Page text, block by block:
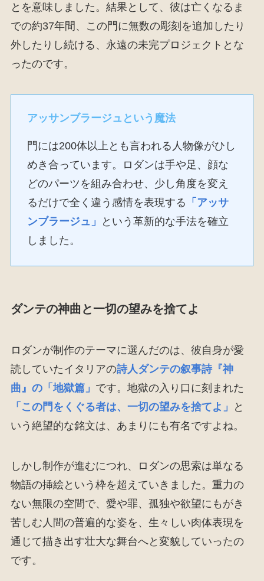
とを意味しました。結果として、彼は亡くなるま
での約37年間、この門に無数の彫刻を追加したり
外したりし続ける、永遠の未完プロジェクトとな
ったのです。
アッサンブラージュという魔法
門には200体以上とも言われる人物像がひし
めき合っています。ロダンは手や足、顔な
どのパーツを組み合わせ、少し角度を変え
るだけで全く違う感情を表現する 「アッサ
ンブラージュ」
という革新的な手法を確立
しました。
ダンテの神曲と一切の望みを捨てよ
ロダンが制作のテーマに選んだのは、彼自身が愛
読していたイタリアの詩人ダンテの叙事詩『神
曲』の「地獄篇」 です。地獄の入り口に刻まれた
「この門をくぐる者は、一切の望みを捨てよ」
と
いう絶望的な銘文は、あまりにも有名ですよね。
しかし制作が進むにつれ、ロダンの思索は単なる
物語の挿絵という枠を超えていきました。重力の
ない無限の空間で、愛や罪、孤独や欲望にもがき
苦しむ人間の普遍的な姿を、生々しい肉体表現を
通じて描き出す壮大な舞台へと変貌していったの
です。